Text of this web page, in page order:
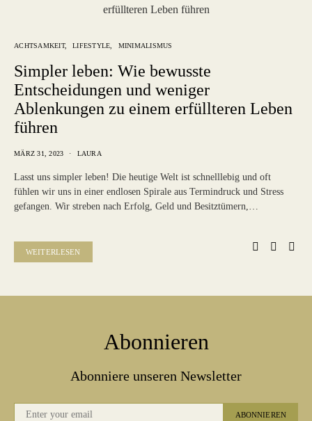
ACHTSAMKEIT LIFESTYLE MINIMALISMUS
Simpler leben: Wie bewusste
Entscheidungen und weniger
Ablenkungen zu einem erfüllteren Leben
führen
MÄRZ 31, 2023 LAURA
Lasst uns simpler leben! Die heutige Welt ist schnelllebig und oft
fühlen wir uns in einer endlosen Spirale aus Termindruck und Stress
gefangen. Wir streben nach Erfolg, Geld und Besitztümern,…
WEITERLESEN
Abonnieren
Abonniere unseren Newsletter
ABONNIEREN